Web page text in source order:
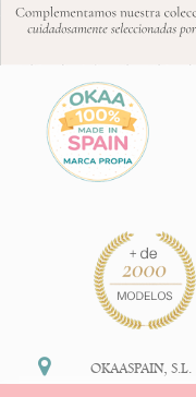
OKAASPAIN, S.L.